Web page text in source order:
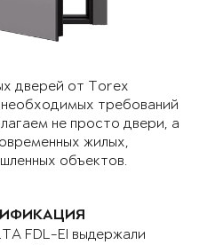
дверей от Torex
требований
не просто двери, а
жилых,
объектов.
FDL-EI выдержали